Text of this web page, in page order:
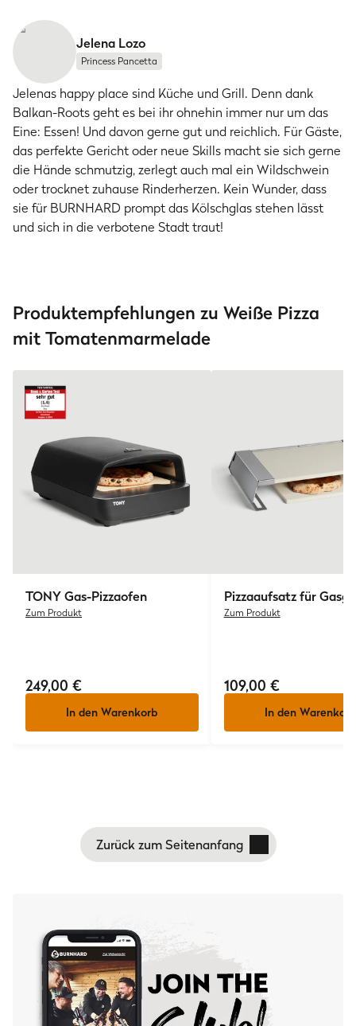
Jelena Lozo
Princess Pancetta
Jelenas happy place sind Küche und Grill. Denn dank
Balkan-Roots geht es bei ihr ohnehin immer nur um das
Eine: Essen! Und davon gerne gut und reichlich. Für Gäste,
das perfekte Gericht oder neue Skills macht sie sich gerne
die Hände schmutzig, zerlegt auch mal ein Wildschwein
oder trocknet zuhause Rinderherzen. Kein Wunder, dass
sie für BURNHARD prompt das Kölschglas stehen lässt
und sich in die verbotene Stadt traut!
Produktempfehlungen zu Weiße Pizza
mit Tomatenmarmelade
TONYGas-Pizzaofen
Zum Produkt
249,00 €
In den Warenkorb
Pizzaaufsatz für
Zum Produkt
109,00 €
In den Warenkorb
Zurück zum Seitenanfang